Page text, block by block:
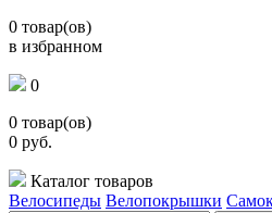
0 товар(ов)
в избранном
0
0 товар(ов)
0 руб.
Каталог товаров
Велосипеды Велопокрышки